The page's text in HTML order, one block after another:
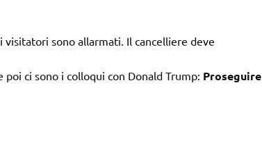
visitatori sono allarmati. Il cancelliere deve
ci sono i colloqui con Donald Trump: Proseguire